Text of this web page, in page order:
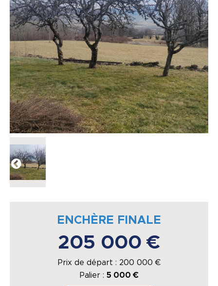
ENCHÈRE FINALE
205 000 €
Prix de départ : 200 000 €
Palier : 5 000 €